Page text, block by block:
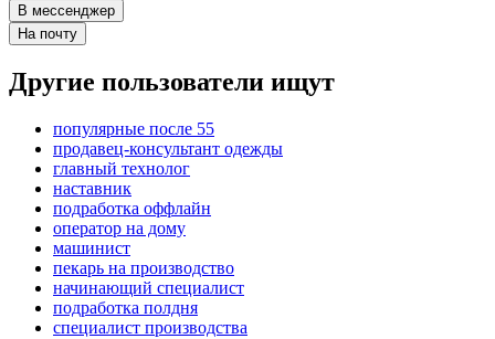
В мессенджер
На почту
Другие пользователи ищут
популярные после 55
продавец-консультант одежды
главный технолог
наставник
подработка оффлайн
оператор на дому
машинист
пекарь на производство
начинающий специалист
подработка полдня
специалист производства